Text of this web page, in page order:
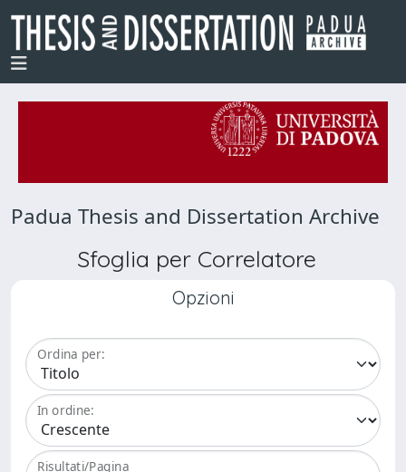
Padua Thesis and Dissertation Archive
Sfoglia per Correlatore
Opzioni
Ordina per:
In ordine:
Risultati/Pagina